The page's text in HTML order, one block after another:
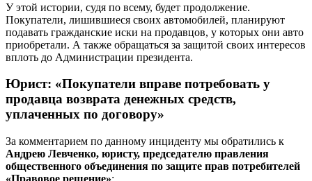
У этой истории, судя по всему, будет продолжение.
Покупатели, лишившиеся своих автомобилей, планируют
подавать гражданские иски на продавцов, у которых они авто
приобретали. А также обращаться за защитой своих интересов
вплоть до Администрации президента.
Юрист: «Покупатели вправе потребовать у
продавца возврата денежных средств,
уплаченных по договору»
За комментарием по данному инциденту мы обратились к
Андрею Левченко, юристу, председателю правления
общественного объединения по защите прав потребителей
«Правовое решение»: